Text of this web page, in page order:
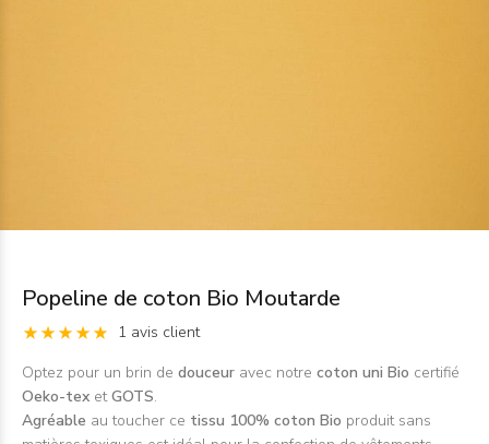
Popeline de coton Bio Moutarde
1 avis client
Optez pour un brin de douceur avec notre coton uni Bio certifié
Oeko-tex etGOTS.
Agréable au toucher ce tissu 100% coton Bio produit sans